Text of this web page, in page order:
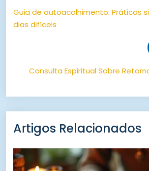
Guia de autoacolhimento: Práticas
dias difíceis
Consulta Espiritual Sobre
Artigos Relacionados